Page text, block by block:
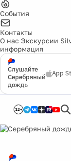
События
Контакты
О нас Экскурсии
информация
Слушайте
Серебряный
дождь
App
12+